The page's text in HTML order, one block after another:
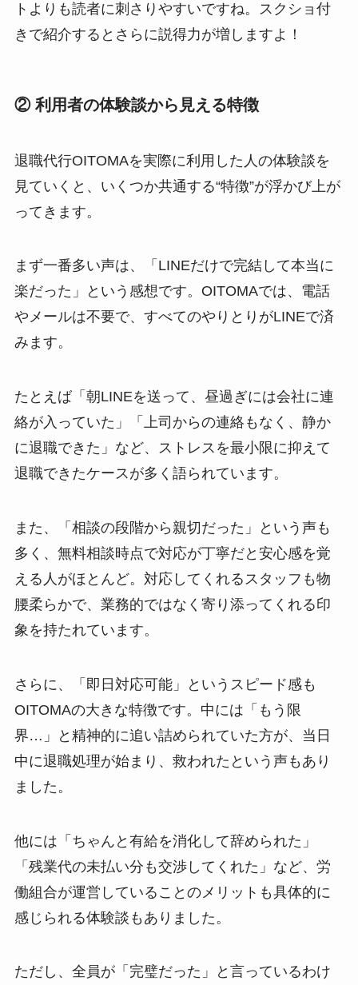
トよりも読者に刺さりやすいですね。スクショ付
きで紹介するとさらに説得力が増しますよ！
② 利用者の体験談から見える特徴
退職代行OITOMAを実際に利用した人の体験談を
見ていくと、いくつか共通する“特徴”が浮かび上が
ってきます。
まず一番多い声は、「LINEだけで完結して本当に
楽だった」という感想です。OITOMAでは、電話
やメールは不要で、すべてのやりとりがLINEで済
みます。
たとえば「朝LINEを送って、昼過ぎには会社に連
絡が入っていた」「上司からの連絡もなく、静か
に退職できた」など、ストレスを最小限に抑えて
退職できたケースが多く語られています。
また、「相談の段階から親切だった」という声も
多く、無料相談時点で対応が丁寧だと安心感を覚
える人がほとんど。対応してくれるスタッフも物
腰柔らかで、業務的ではなく寄り添ってくれる印
象を持たれています。
さらに、「即日対応可能」というスピード感も
OITOMAの大きな特徴です。中には「もう限
界…」と精神的に追い詰められていた方が、当日
中に退職処理が始まり、救われたという声もあり
ました。
他には「ちゃんと有給を消化して辞められた」
「残業代の未払い分も交渉してくれた」など、労
働組合が運営していることのメリットも具体的に
感じられる体験談もありました。
ただし、全員が「完璧だった」と言っているわけ